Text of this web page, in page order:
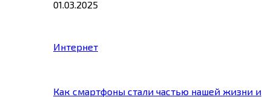
01.03.2025
Интернет
Как смартфоны стали частью нашей жизни и